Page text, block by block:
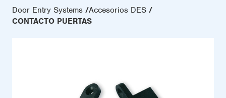
Door Entry Systems Accesorios DES
CONTACTO PUERTAS